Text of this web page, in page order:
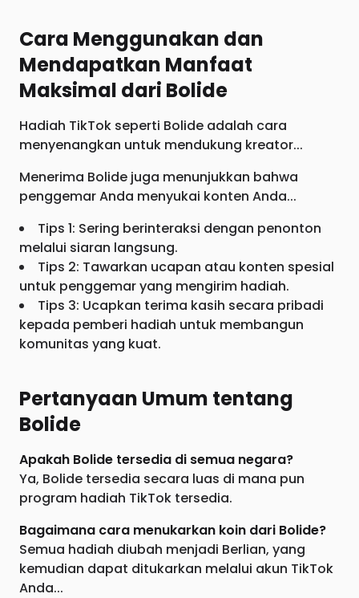
Cara Menggunakan dan
Mendapatkan Manfaat
Maksimal dari Bolide
Hadiah TikTok seperti Bolide adalah cara
menyenangkan untuk mendukung kreator...
Menerima Bolide juga menunjukkan bahwa
penggemar Anda menyukai konten Anda...
Tips 1: Sering berinteraksi dengan penonton
melalui siaran langsung.
Tips 2: Tawarkan ucapan atau konten spesial
untuk penggemar yang mengirim hadiah.
Tips 3: Ucapkan terima kasih secara pribadi
kepada pemberi hadiah untuk membangun
komunitas yang kuat.
Pertanyaan Umum tentang
Bolide
Apakah Bolide tersedia di semua negara?
Ya, Bolide tersedia secara luas di mana pun
program hadiah TikTok tersedia.
Bagaimana cara menukarkan koin dari Bolide?
Semua hadiah diubah menjadi Berlian, yang
kemudian dapat ditukarkan melalui akun TikTok
Anda...